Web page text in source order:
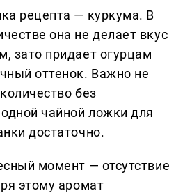
рецепта — куркума. В
она не делает вкус
зато придает огурцам
оттенок. Важно не
без
чайной ложки для
достаточно.
момент — отсутствие
этому аромат